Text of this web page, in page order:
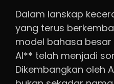
Dalam lanskap
yang terus
model bahasa besar
AI** telah menjadi
Dikembangkan oleh